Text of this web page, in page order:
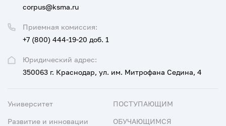
Юридический адрес:
350063 г. Краснодар, ул. им. Митрофана Седина, 4
Приемная комиссия:
+7 (800) 444-19-20 доб. 1
corpus@ksma.ru
Университет
Развитие и инновации
ПОСТУПАЮЩИМ
ОБУЧАЮЩИМСЯ